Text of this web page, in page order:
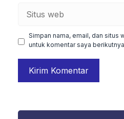
Simpan nama, email, dan situs
untuk komentar saya